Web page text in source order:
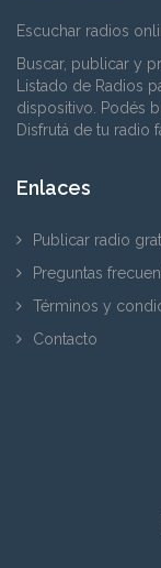
Escuchar radios
Buscar, publicar y
Listado de Radios
dispositivo. Podés
Disfrutá de tu radio
Enlaces
Publicar radio
Preguntas
Términos y
Contacto